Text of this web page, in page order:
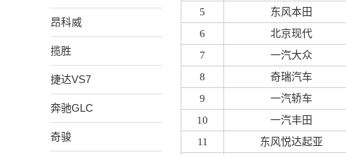
昂科威
揽胜
捷达VS7
奔驰GLC
奇骏
5
东风本田
6
北京现代
7
一汽大众
8
奇瑞汽车
9
一汽轿车
10
一汽丰田
11
东风悦达起亚